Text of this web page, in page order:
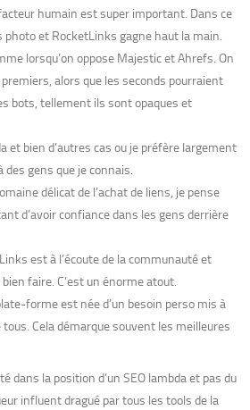
humain est super important. Dans ce
photo et RocketLinks gagne haut la main.
lorsqu’on oppose Majestic et Ahrefs. On
alors que les seconds pourraient
bots, tellement ils sont opaques et
et bien d’autres cas ou je préfère largement
des gens que je connais.
délicat de l’achat de liens, je pense
d’avoir confiance dans les gens derrière
est à l’écoute de la communauté et
faire. C’est un énorme atout.
forme est née d’un besoin perso mis à
Cela démarque souvent les meilleures
dans la position d’un SEO lambda et pas du
influent dragué par tous les tools de la